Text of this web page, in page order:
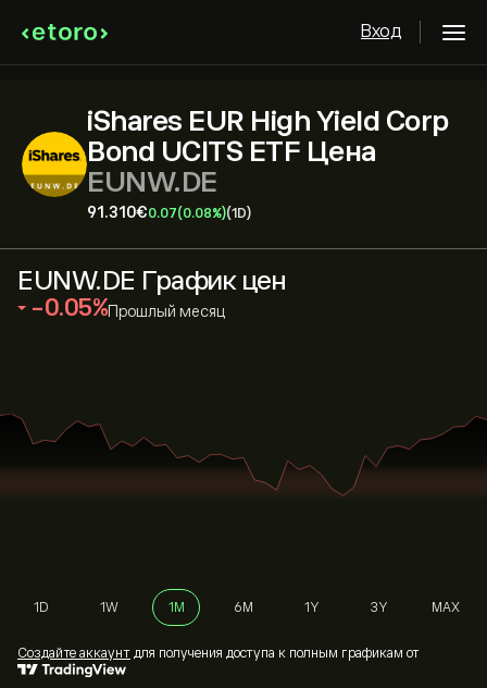
Вход
iShares EUR High Yield Corp
Bond UCITS ETF Цена
EUNW.DE
91.310‎€‎0.07(0.08%)(1D)
EUNW.DE График цен
‎-0.05‎ Прошлый месяц
1D 1W 1M 6M 1Y 3Y MAX
Cоздайте аккаунт для получения доступа к полным графикам от